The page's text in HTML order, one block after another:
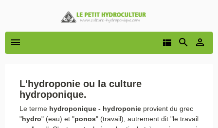
 


L'hydroponie ou la culture
hydroponique.
Le terme hydroponique - hydroponie provient du grec
"hydro" (eau) et "ponos" (travail), autrement dit "le travail